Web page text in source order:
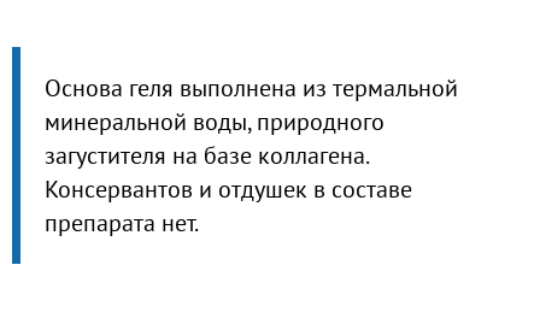
Основа геля выполнена из термальной
минеральной воды, природного
загустителя на базе коллагена.
Консервантов и отдушек в составе
препарата нет.